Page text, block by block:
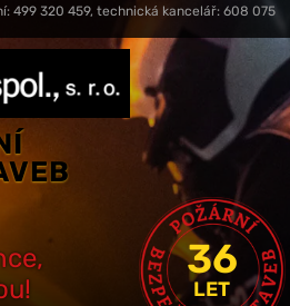
499 320 459, technická kancelář: 608 075
36
LET